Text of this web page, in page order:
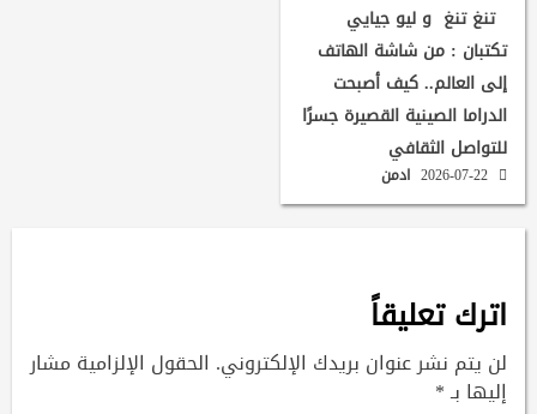
تنغ تنغ و ليو جيايي
تكتبان : من شاشة الهاتف
إلى العالم.. كيف أصبحت
الدراما الصينية القصيرة جسرًا
للتواصل الثقافي
ادمن
اترك تعليقاً
لن يتم نشر عنوان بريدك الإلكتروني. الحقول الإلزامية مشار
إليها بـ*